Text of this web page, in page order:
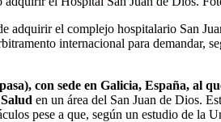
adquirir el complejo hospitalario San
internacional para demandar,
con sede en Galicia, España,
en un área del San Juan de Dios.
pese a que, según un estudio de la